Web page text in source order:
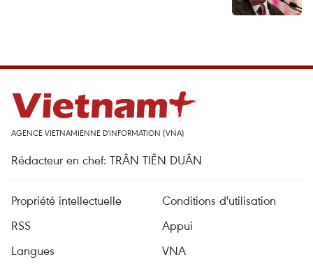
AGENCE VIETNAMIENNE D'INFORMATION (VNA)
Rédacteur en chef: TRÂN TIÊN DUÂN
Propriété intellectuelle
Conditions d'utilisation
RSS
Appui
Langues
VNA